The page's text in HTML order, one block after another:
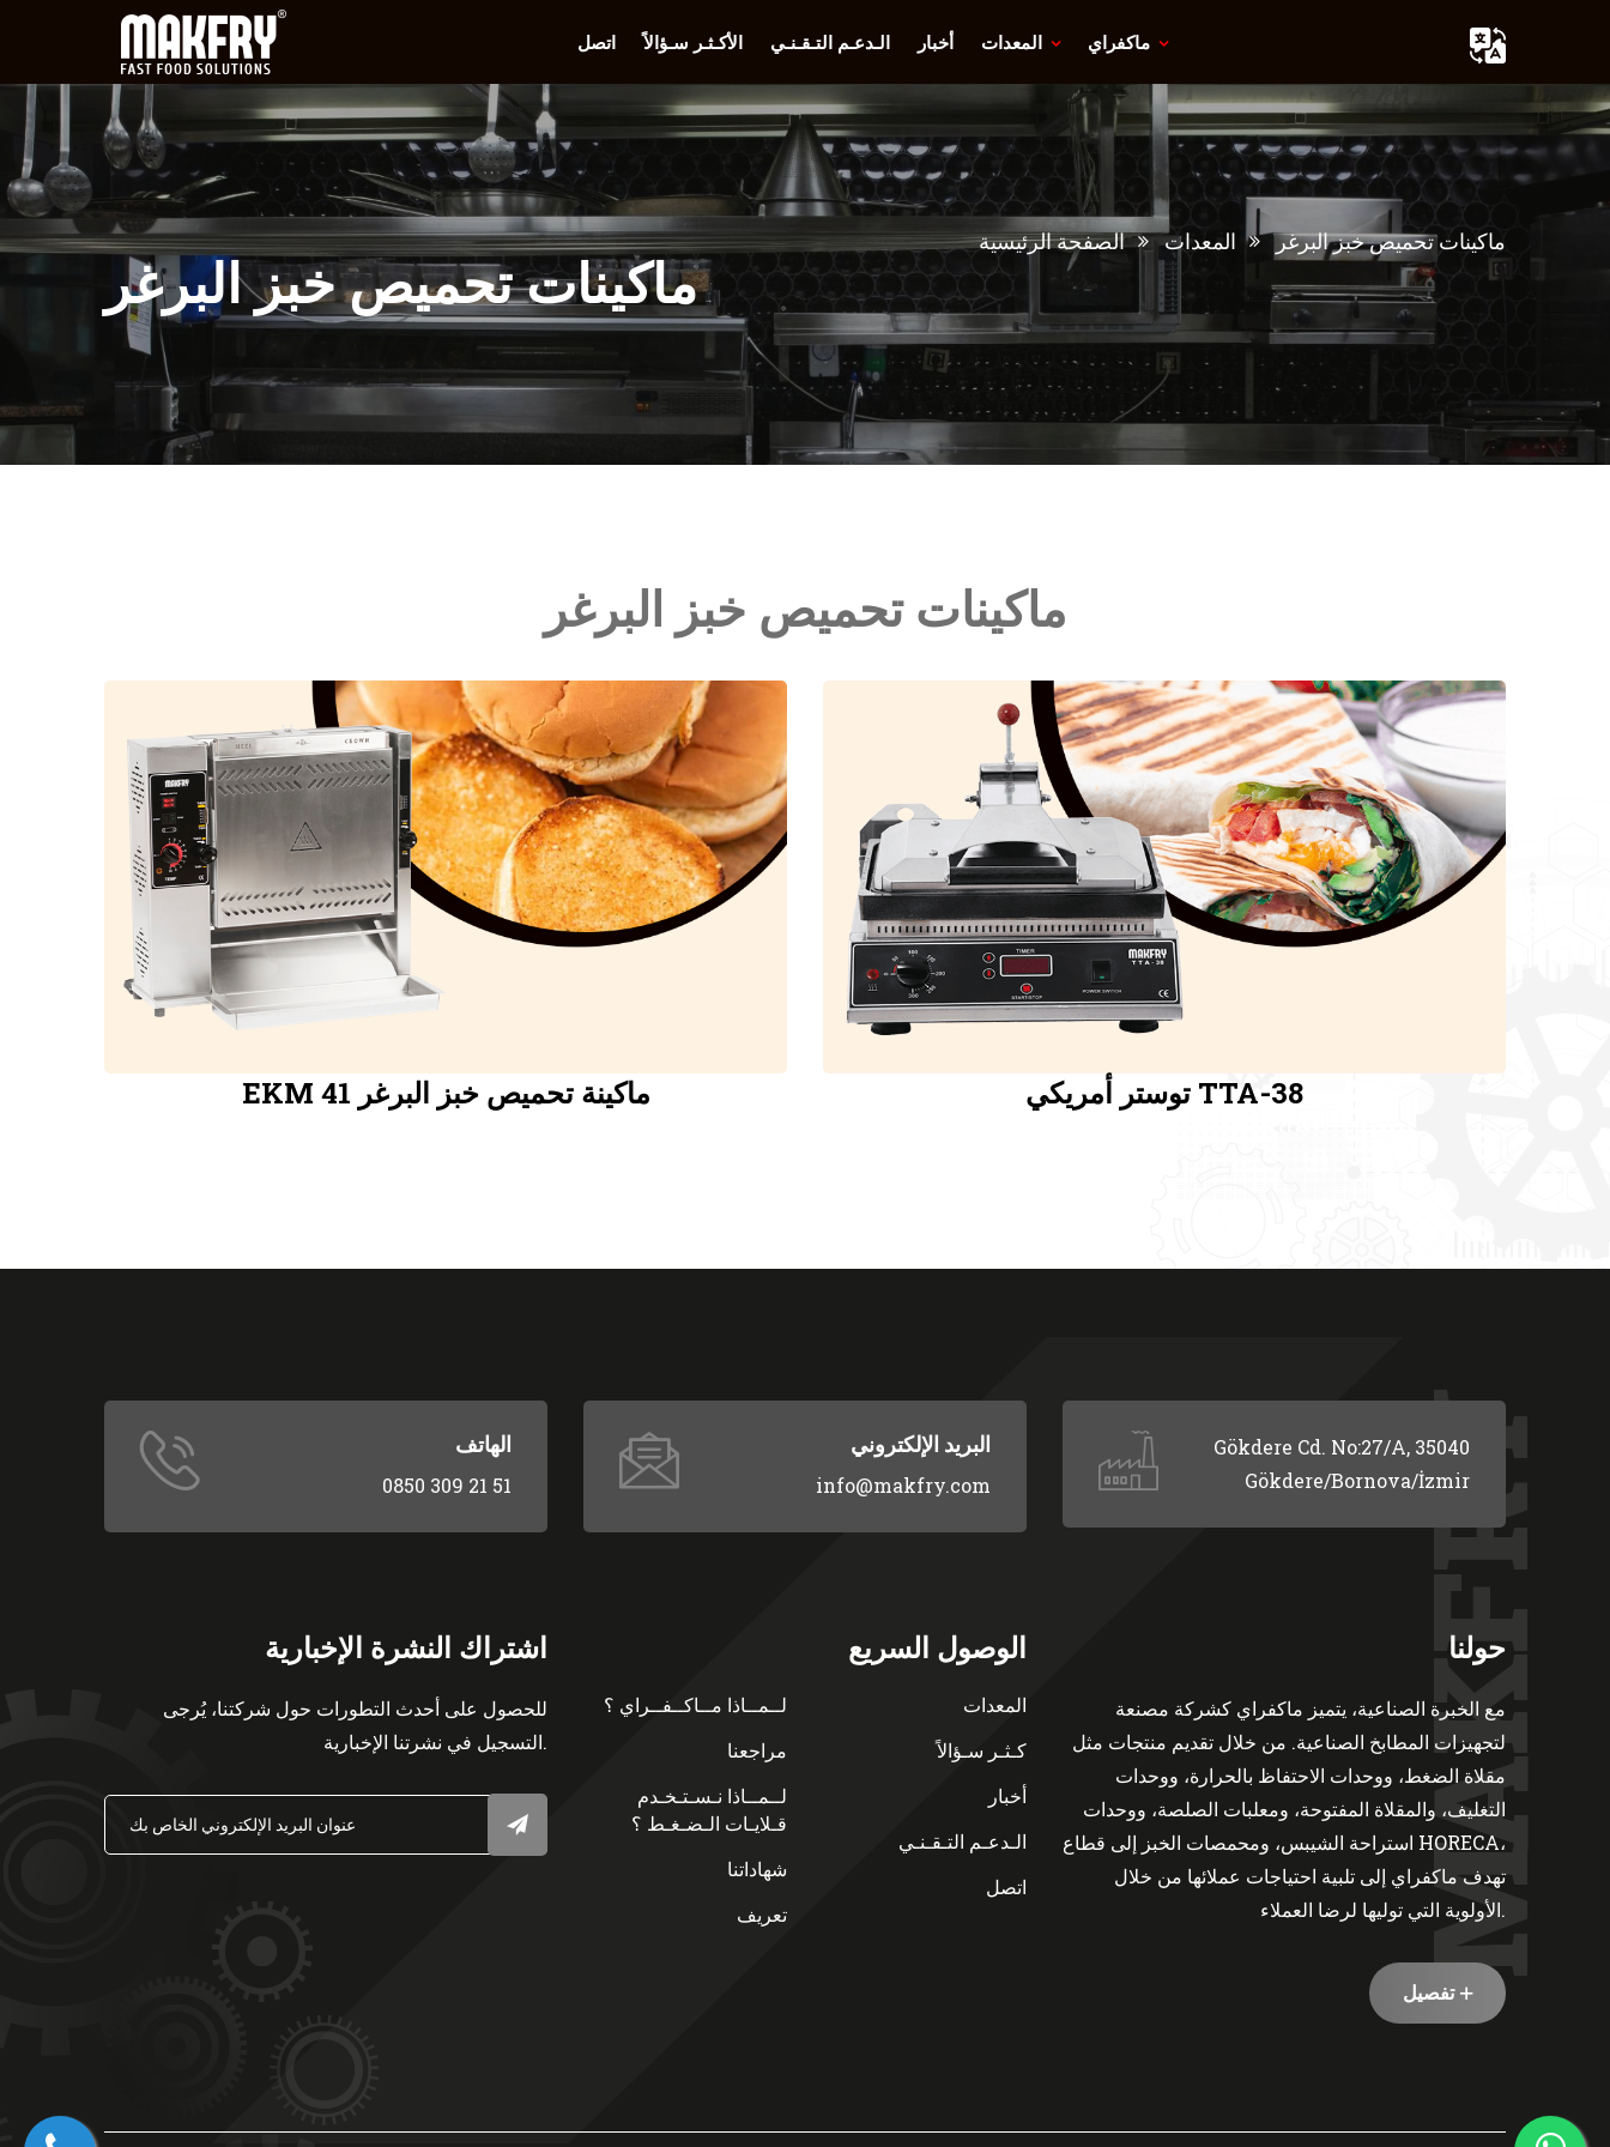
اتصل الأكـثـر سـؤالاً الـدعـم التـقـنـي أخبار المعدات ماكفراي
الصفحة الرئيسية المعدات ماكينات تحميص خبز البرغر
ماكينات تحميص خبز البرغر
ماكينات تحميص خبز البرغر
EKM 41 ماكينة تحميص خبز البرغر توستر أمريكي TTA-38
MAKFRY الهاتف
0850 309 21 51
البريد الإلكتروني
info@makfry.com
Gökdere Cd. No:27/A, 35040
Gökdere/Bornova/İzmir
اشتراك النشرة الإخبارية
للحصول على أحدث التطورات حول شركتنا، يُرجى
التسجيل في نشرتنا الإخبارية.
الوصول السريع
لــمــاذا مــاكــفــراي ؟
مراجعنا
لــمــاذا نـسـتـخـدم
قـلايـات الـضـغـط ؟
شهاداتنا
تعريف
المعدات
كـثـر سـؤالاً
أخبار
الـدعـم التـقـنـي
اتصل
حولنا
مع الخبرة الصناعية، يتميز ماكفراي كشركة مصنعة
لتجهيزات المطابخ الصناعية. من خلال تقديم منتجات مثل
مقلاة الضغط، ووحدات الاحتفاظ بالحرارة، ووحدات
التغليف، والمقلاة المفتوحة، ومعلبات الصلصة، ووحدات
استراحة الشيبس، ومحمصات الخبز إلى قطاع HORECA،
تهدف ماكفراي إلى تلبية احتياجات عملائها من خلال
الأولوية التي توليها لرضا العملاء.
تفصيل